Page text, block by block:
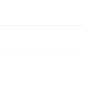
！
！
、心安らぐケアを行